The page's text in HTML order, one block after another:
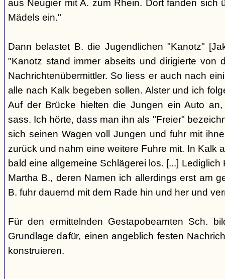
aus Neugier mit A. zum Rhein. Dort fanden sich
Mädels ein."
Dann belastet B. die Jugendlichen "Kanotz"
"Kanotz stand immer abseits und dirigierte von
Nachrichtenübermittler. So liess er auch nach
alle nach Kalk begeben sollen. Alster und ich
Auf der Brücke hielten die Jungen ein Auto
sass. Ich hörte, dass man ihn als "Freier"
sich seinen Wagen voll Jungen und fuhr mit
zurück und nahm eine weitere Fuhre mit. In Kalk
bald eine allgemeine Schlägerei los. [...]
Martha B., deren Namen ich allerdings erst am
B. fuhr dauernd mit dem Rade hin und her und
Für den ermittelnden Gestapobeamten Sch.
Grundlage dafür, einen angeblich festen
konstruieren.